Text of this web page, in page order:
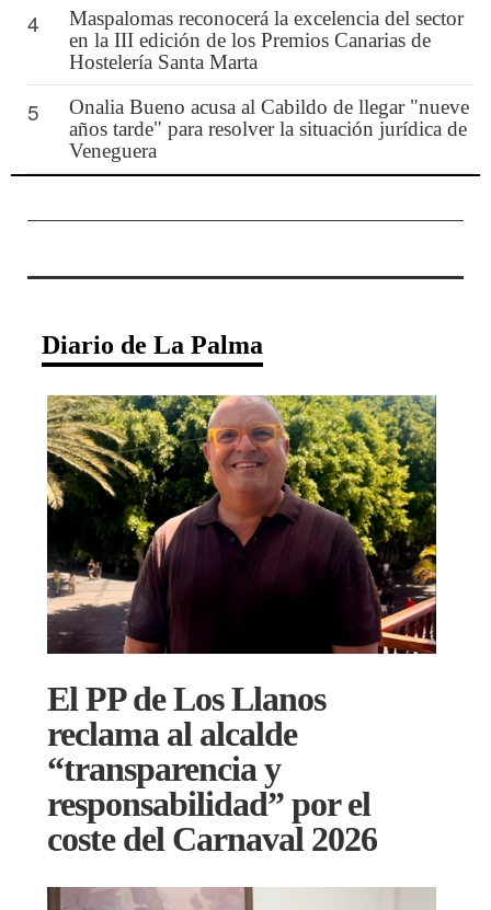
4
Maspalomas reconocerá la excelencia del sector
en la III edición de los Premios Canarias de
Hostelería Santa Marta
5
Onalia Bueno acusa al Cabildo de llegar "nueve
años tarde" para resolver la situación jurídica de
Veneguera
Diario de La Palma
El PP de Los Llanos
reclama al alcalde
“transparencia y
responsabilidad” por el
coste del Carnaval 2026